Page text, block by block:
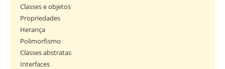
Classes e objetos
Propriedades
Herança
Polimorfismo
Classes abstratas
Interfaces